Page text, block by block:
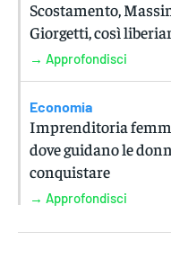
Scostamento,
Giorgetti, così
→ Approfondisci
Economia
Imprenditoria
dove guidano le
conquistare
→ Approfondisci